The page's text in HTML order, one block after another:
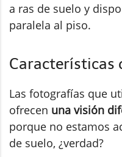
a ras de suelo y
paralela al piso.
Características
Las fotografías que
ofrecen una visión
porque no estamos
de suelo, ¿verdad?